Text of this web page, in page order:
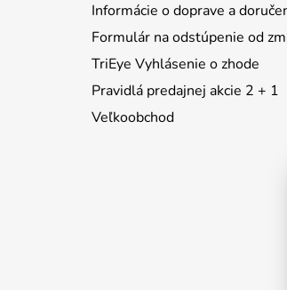
Informácie o doprave a
Formulár na odstúpenie od
TriEye Vyhlásenie o zhode
Pravidlá predajnej akcie 2 + 1
Veľkoobchod